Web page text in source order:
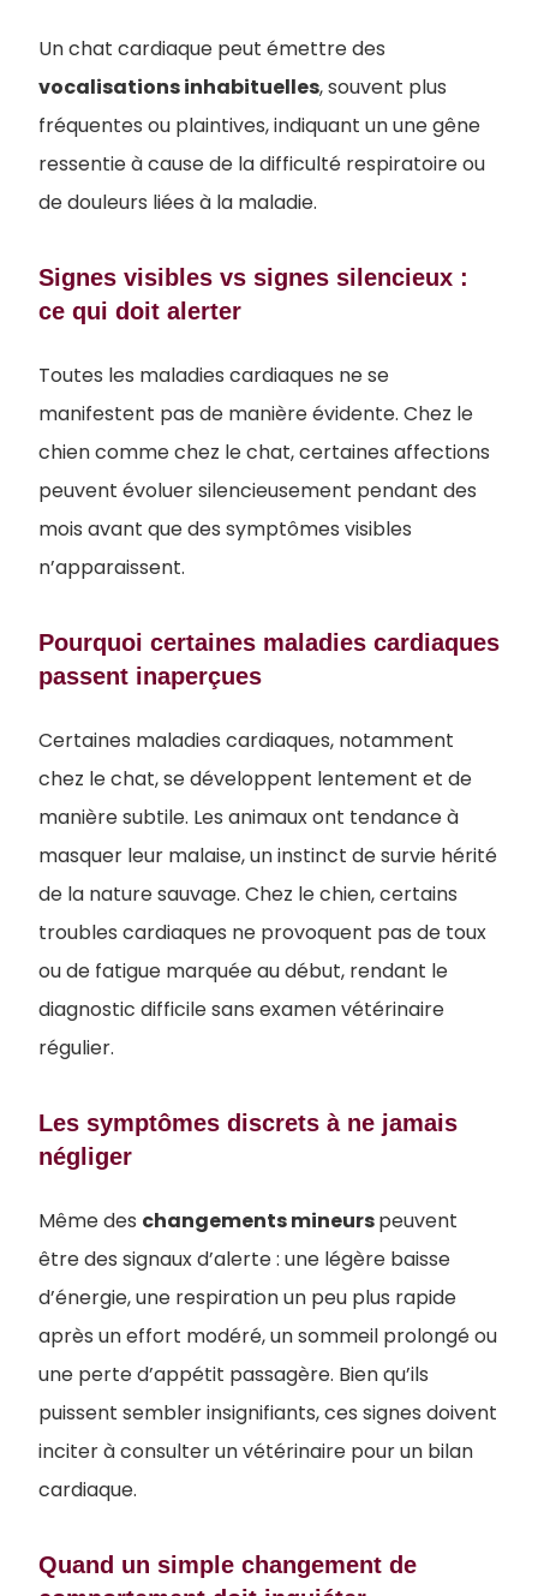
Un chat cardiaque peut émettre des
vocalisations inhabituelles, souvent plus
fréquentes ou plaintives, indiquant un une gêne
ressentie à cause de la difficulté respiratoire ou
de douleurs liées à la maladie.
Signes visibles vs signes silencieux :
ce qui doit alerter
Toutes les maladies cardiaques ne se
manifestent pas de manière évidente. Chez le
chien comme chez le chat, certaines affections
peuvent évoluer silencieusement pendant des
mois avant que des symptômes visibles
n’apparaissent.
Pourquoi certaines maladies cardiaques
passent inaperçues
Certaines maladies cardiaques, notamment
chez le chat, se développent lentement et de
manière subtile. Les animaux ont tendance à
masquer leur malaise, un instinct de survie hérité
de la nature sauvage. Chez le chien, certains
troubles cardiaques ne provoquent pas de toux
ou de fatigue marquée au début, rendant le
diagnostic difficile sans examen vétérinaire
régulier.
Les symptômes discrets à ne jamais
négliger
Même des changements mineurspeuvent
être des signaux d’alerte : une légère baisse
d’énergie, une respiration un peu plus rapide
après un effort modéré, un sommeil prolongé ou
une perte d’appétit passagère. Bien qu’ils
puissent sembler insignifiants, ces signes doivent
inciter à consulter un vétérinaire pour un bilan
cardiaque.
Quand un simple changement de